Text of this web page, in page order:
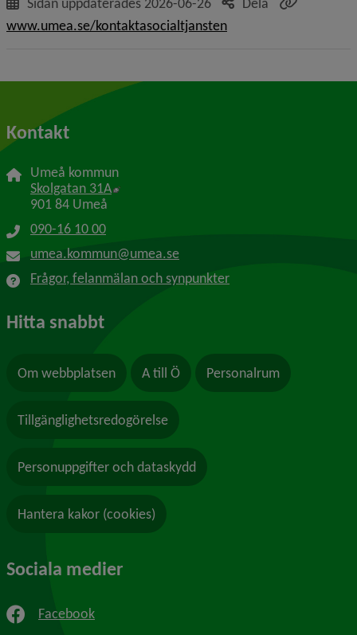
www.umea.se/kontaktasocialtjansten
Kontakt
Umeå kommun
Skolgatan 31A Länk till annan webbplats, öppnas i nytt
901 84 Umeå
090-16 10 00
umea.kommun@umea.se
Frågor, felanmälan och synpunkter
Hitta snabbt
Om webbplatsen A till Ö Personalrum
Tillgänglighetsredogörelse
Personuppgifter och dataskydd
Hantera kakor (cookies)
Sociala medier
Facebook